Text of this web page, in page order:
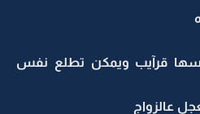
قرآيب ويمكن تطلع نفس
عالزواج